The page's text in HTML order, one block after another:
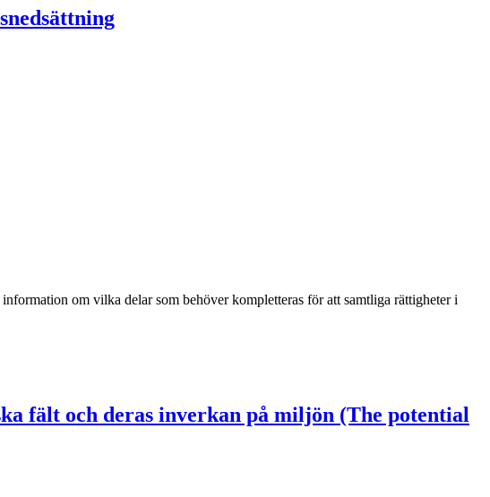
om vilka delar som behöver kompletteras för att samtliga rättigheter i
fält och deras inverkan på miljön (The potential